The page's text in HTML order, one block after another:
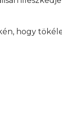
hogy